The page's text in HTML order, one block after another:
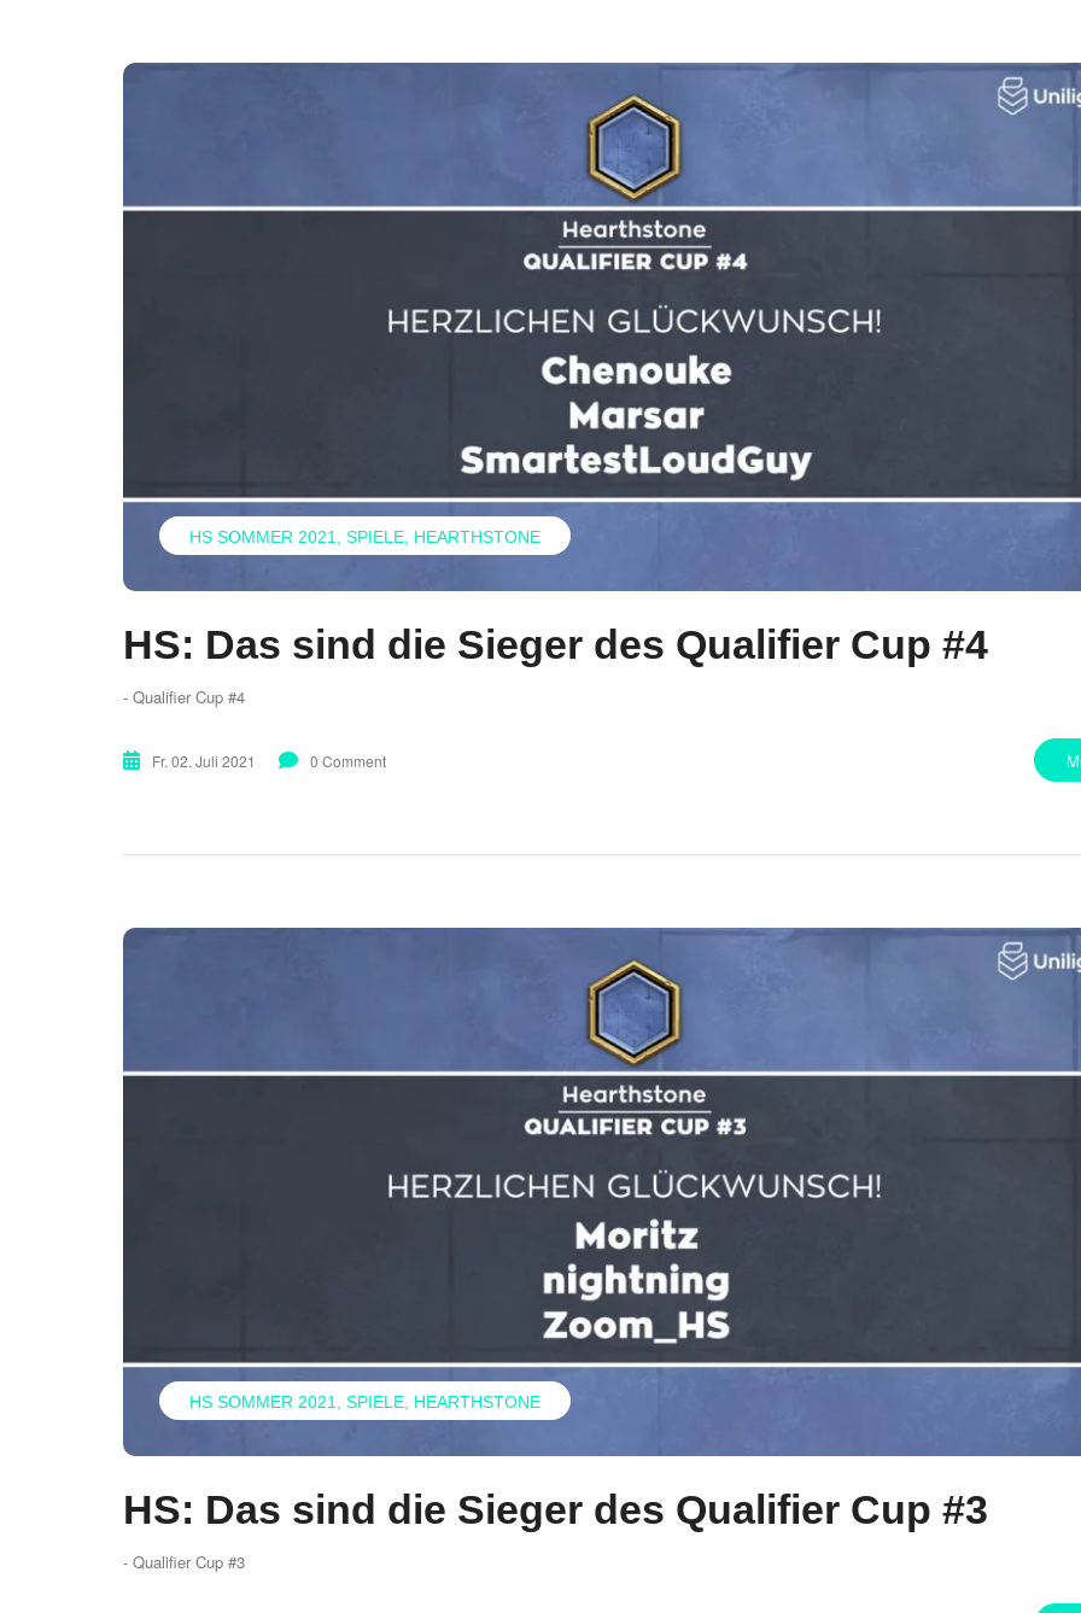
HS SOMMER 2021 SPIELE HEARTHSTONE
HS: Das sind die Sieger des Qualifier Cup #4
- Qualifier Cup #4
Fr. 02. Juli 2021 0 Comment
HS SOMMER 2021 SPIELE HEARTHSTONE
HS: Das sind die Sieger des Qualifier Cup #3
- Qualifier Cup #3